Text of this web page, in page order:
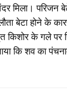
मिला। परिजन
बेटा होने के
किशोर के गले
कि शव का